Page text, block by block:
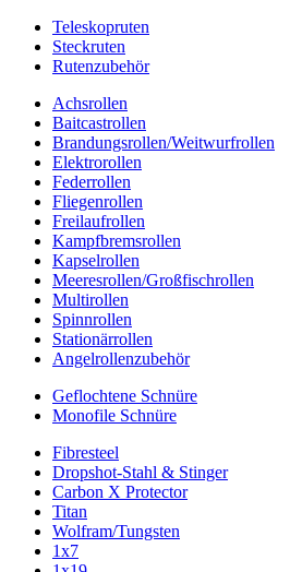
Teleskopruten
Steckruten
Rutenzubehör
Achsrollen
Baitcastrollen
Brandungsrollen/Weitwurfrollen
Elektrorollen
Federrollen
Fliegenrollen
Freilaufrollen
Kampfbremsrollen
Kapselrollen
Meeresrollen/Großfischrollen
Multirollen
Spinnrollen
Stationärrollen
Angelrollenzubehör
Geflochtene Schnüre
Monofile Schnüre
Fibresteel
Dropshot-Stahl & Stinger
Carbon X Protector
Titan
Wolfram/Tungsten
1x7